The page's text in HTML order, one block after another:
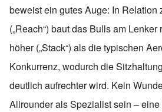
beweist ein gutes Auge: In Relation
(„Reach“) baut das Bulls am
höher („Stack“) als die typischen
Konkurrenz, wodurch die
deutlich aufrechter wird. Kein
Allrounder als Spezialist sein –